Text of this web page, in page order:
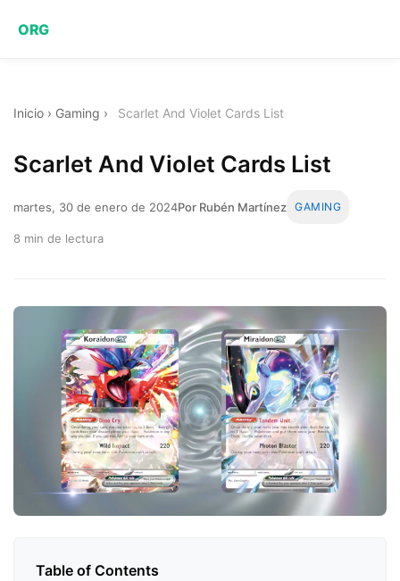
ORG
Inicio › Gaming › Scarlet And Violet Cards List
Scarlet And Violet Cards List
martes, 30 de enero de 2024Por Rubén Martínez GAMING
8 min de lectura
Table of Contents